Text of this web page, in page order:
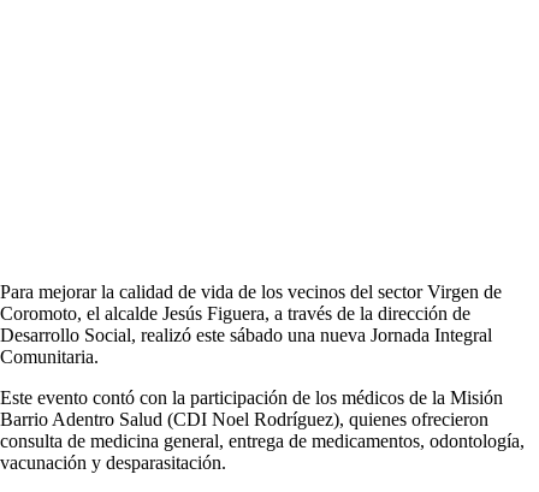
Para mejorar la calidad de vida de los vecinos del sector Virgen de
Coromoto, el alcalde Jesús Figuera, a través de la dirección de
Desarrollo Social, realizó este sábado una nueva Jornada Integral
Comunitaria.
Este evento contó con la participación de los médicos de la Misión
Barrio Adentro Salud (CDI Noel Rodríguez), quienes ofrecieron
consulta de medicina general, entrega de medicamentos, odontología,
vacunación y desparasitación.